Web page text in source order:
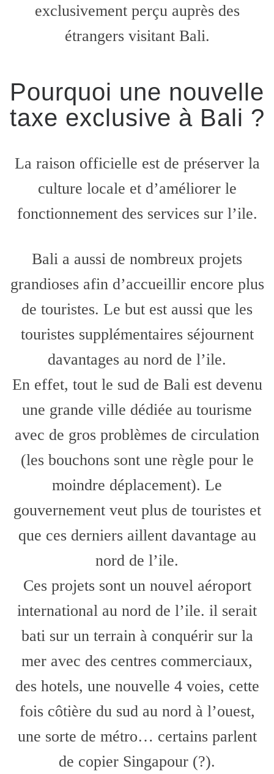
exclusivement perçu auprès des
étrangers visitant Bali.
Pourquoi une nouvelle
taxe exclusive à Bali ?
La raison officielle est de préserver la
culture locale et d’améliorer le
fonctionnement des services sur l’ile.
Bali a aussi de nombreux projets
grandioses afin d’accueillir encore plus
de touristes. Le but est aussi que les
touristes supplémentaires séjournent
davantages au nord de l’ile.
En effet, tout le sud de Bali est devenu
une grande ville dédiée au tourisme
avec de gros problèmes de circulation
(les bouchons sont une règle pour le
moindre déplacement). Le
gouvernement veut plus de touristes et
que ces derniers aillent davantage au
nord de l’ile.
Ces projets sont un nouvel aéroport
international au nord de l’ile. il serait
bati sur un terrain à conquérir sur la
mer avec des centres commerciaux,
des hotels, une nouvelle 4 voies, cette
fois côtière du sud au nord à l’ouest,
une sorte de métro… certains parlent
de copier Singapour (?).